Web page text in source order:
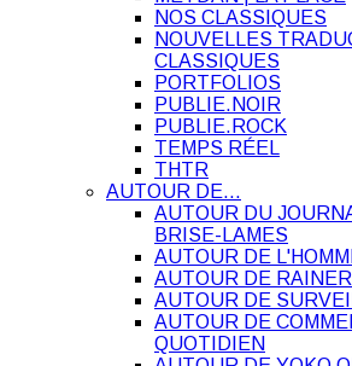
NOS CLASSIQUES
NOUVELLES
CLASSIQUES
PORTFOLIOS
PUBLIE.NOIR
PUBLIE.ROCK
TEMPS RÉEL
THTR
AUTOUR DE…
AUTOUR DU
BRISE-LAMES
AUTOUR DE
AUTOUR DE
AUTOUR DE
AUTOUR DE
QUOTIDIEN